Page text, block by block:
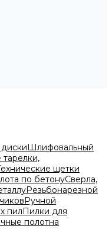
Шлифовальный
щетки
по бетонуСверла,
Резьбонарезной
Ручной
пилПилки для
полотна